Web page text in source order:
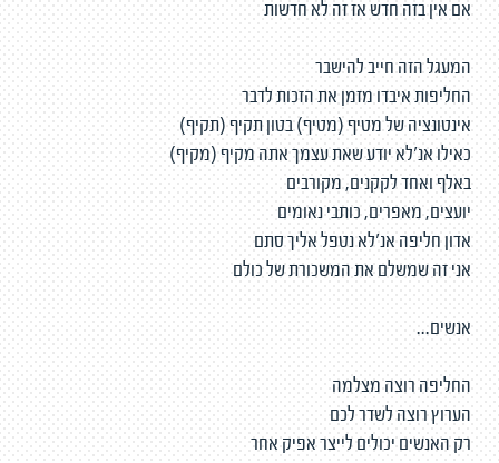
אם אין בזה חדש אז זה לא חדשות
המעגל הזה חייב להישבר
החליפות איבדו מזמן את הזכות לדבר
אינטונציה של מטיף (מטיף) בטון תקיף (תקיף)
כאילו אנ'לא יודע שאת עצמך אתה מקיף (מקיף)
באלף ואחד לקקנים, מקורבים
יועצים, מאפרים, כותבי נאומים
אדון חליפה אנ'לא נטפל אליך סתם
אני זה שמשלם את המשכורת של כולם
אנשים...
החליפה רוצה מצלמה
הערוץ רוצה לשדר לכם
רק האנשים יכולים לייצר אפיק אחר